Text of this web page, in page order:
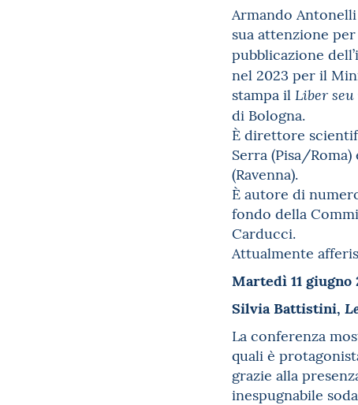
Armando
sua attenzione
pubblicazione
nel 2023 per il
stampa il Liber
di Bologna.
È direttore
Serra (Pisa/
(Ravenna).
È autore di
fondo della
Carducci.
Attualmente
Martedì 11 giugno
Silvia Battistini,
La conferenza
quali è
grazie alla
inespugnabile